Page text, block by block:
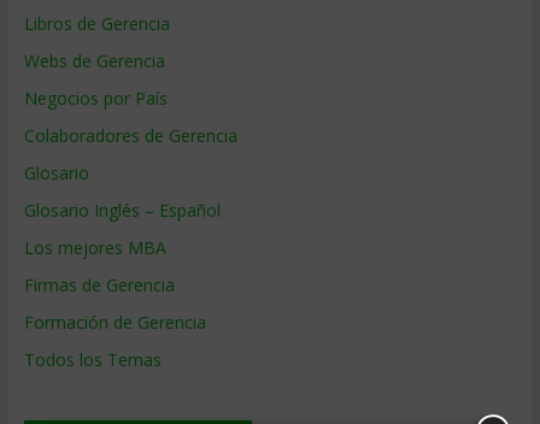
Libros de Gerencia
Webs de Gerencia
Negocios por País
Colaboradores de Gerencia
Glosario
Glosario Inglés – Español
Los mejores MBA
Firmas de Gerencia
Formación de Gerencia
Todos los Temas